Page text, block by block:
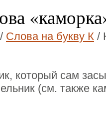
Слова на букву К /
который сам
(см. также